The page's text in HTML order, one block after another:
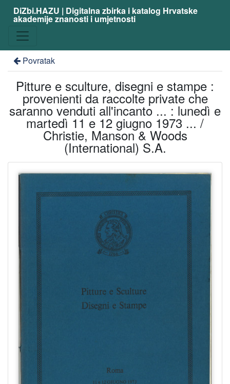
DiZbi.HAZU | Digitalna zbirka i katalog Hrvatske
akademije znanosti i umjetnosti
Povratak
Pitture e sculture, disegni e stampe :
provenienti da raccolte private che
saranno venduti all'incanto ... : lunedì e
martedì 11 e 12 giugno 1973 ... /
Christie, Manson & Woods
(International) S.A.